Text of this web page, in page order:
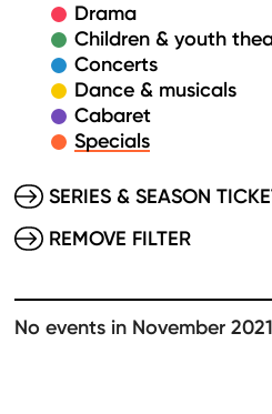
Drama
Children & youth
Concerts
Dance & musicals
Cabaret
Specials
SERIES & SEASON
REMOVE FILTER
No events in November 2021